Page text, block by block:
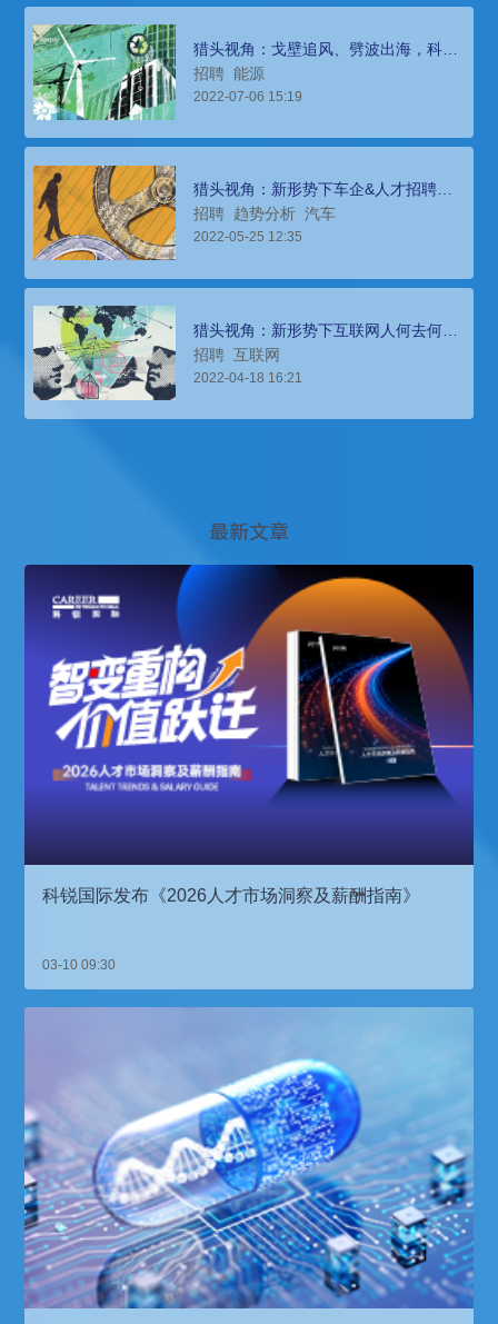
猎头视角：戈壁追风、劈波出海，科锐
国际“千人千岗”之风电服务工程师
招聘 能源
2022-07-06 15:19
猎头视角：新形势下车企&人才招聘如
何破题？
招聘 趋势分析 汽车
2022-05-25 12:35
猎头视角：新形势下互联网人何去何
从？
招聘 互联网
2022-04-18 16:21
最新文章
科锐国际发布《2026人才市场洞察及薪酬指南》
03-10 09:30